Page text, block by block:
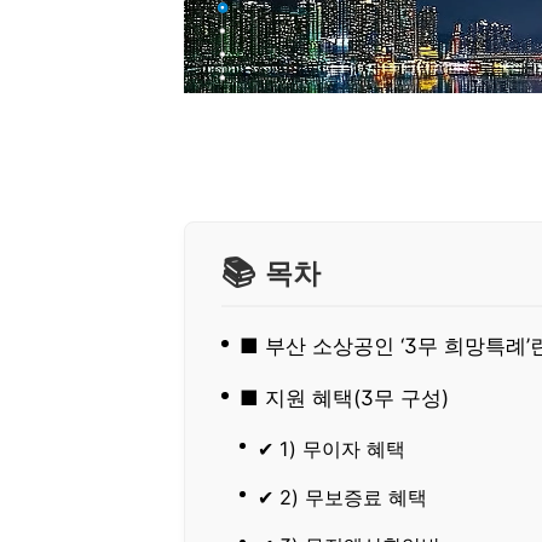
목차
■ 부산 소상공인 ‘3무 희망특례’
■ 지원 혜택(3무 구성)
✔ 1) 무이자 혜택
✔ 2) 무보증료 혜택